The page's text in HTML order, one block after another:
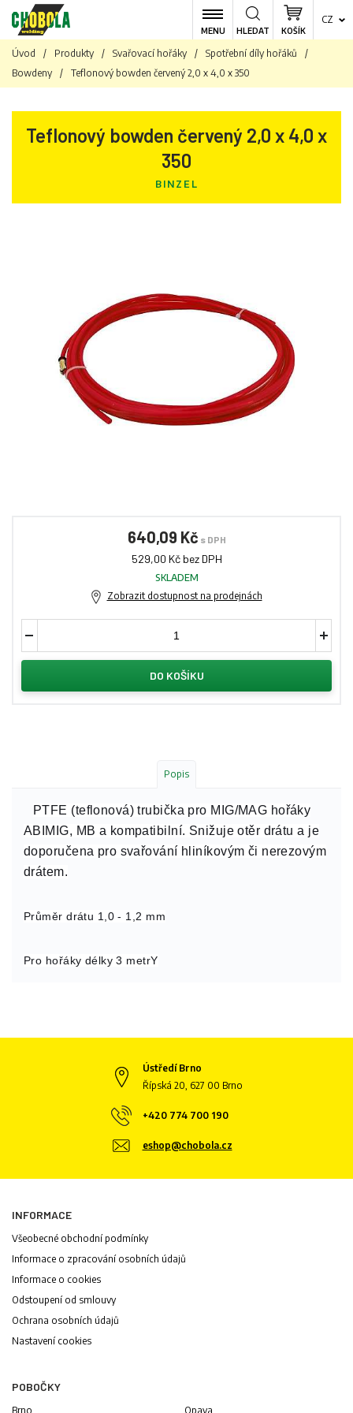
MENU KOŠÍK
CZ
HLEDAT
Úvod / Produkty / Svařovací hořáky / Spotřební díly hořáků
/
Bowdeny
/ Teflonový bowden červený 2,0 x 4,0 x 350
Teflonový bowden červený 2,0 x 4,0 x
350
BINZEL
640,09 Kč s DPH
529,00 Kč bez DPH
SKLADEM
Zobrazit dostupnost na prodejnách
DO KOŠÍKU
Popis
PTFE (teflonová) trubička pro MIG/MAG hořáky
ABIMIG, MB a kompatibilní. Snižuje otěr drátu a je
doporučena pro svařování hliníkovým či nerezovým
drátem.
Průměr drátu 1,0 - 1,2 mm
Pro hořáky délky 3 metrY
Ústředí Brno
Řípská 20, 627 00 Brno
+420 774 700 190
eshop@chobola.cz
INFORMACE
Všeobecné obchodní podmínky
Informace o zpracování osobních údajů
Informace o cookies
Odstoupení od smlouvy
Ochrana osobních údajů
Nastavení cookies
POBOČKY
Brno Opava